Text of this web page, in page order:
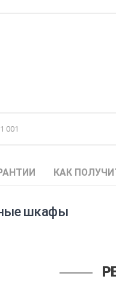
001
КАК
шкафы